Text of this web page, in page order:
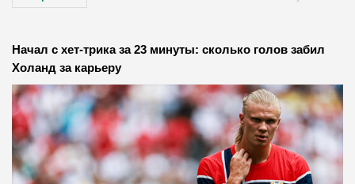
Начал с хет-трика за 23 минуты: сколько голов забил
Холанд за карьеру